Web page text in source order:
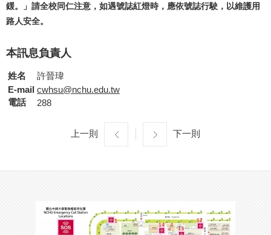
鍰。」請全校同仁注意，如遇號誌紅燈時，應依號誌行駛，以維護用
路人安全。
本訊息負責人
姓名
許晉瑋
E-mail cwhsu@nchu.edu.tw
電話
288
上一則 下一則